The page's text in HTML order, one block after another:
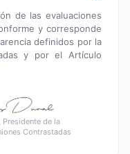
de las evaluaciones
y corresponde
definidos por la
y por el Artículo
Presidente de la
Contrastadas